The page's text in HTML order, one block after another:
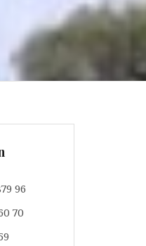
96
70